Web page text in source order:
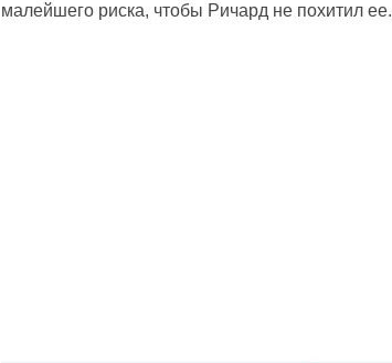
малейшего риска, чтобы Ричард не похитил ее.